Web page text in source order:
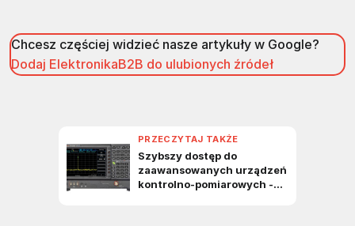
Chcesz częściej widzieć nasze artykuły w Google?
Dodaj ElektronikaB2B do ulubionych źródeł